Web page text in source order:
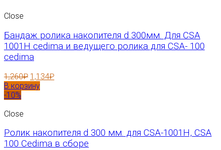
Close
Бандаж ролика накопителя d 300мм. Для CSA
1001H cedima и ведущего ролика для CSA- 100
cedima
1,260₽ 1,134₽
В корзину
-10%
Close
Ролик накопителя d 300 мм. для CSA-1001H, CSA
100 Cedima в сборе